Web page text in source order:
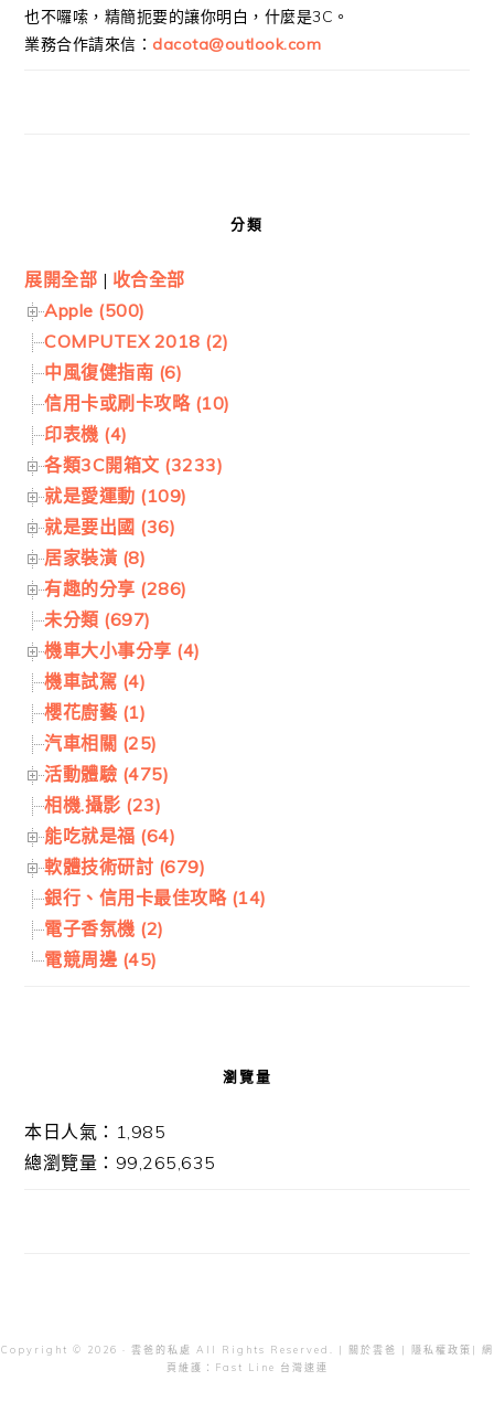
也不囉嗦，精簡扼要的讓你明白，什麼是3C。
業務合作請來信： dacota@outlook.com
分類
展開全部 | 收合全部
Apple (500)
COMPUTEX 2018 (2)
中風復健指南 (6)
信用卡或刷卡攻略 (10)
印表機 (4)
各類3C開箱文 (3233)
就是愛運動 (109)
就是要出國 (36)
居家裝潢 (8)
有趣的分享 (286)
未分類 (697)
機車大小事分享 (4)
機車試駕 (4)
櫻花廚藝 (1)
汽車相關 (25)
活動體驗 (475)
相機.攝影 (23)
能吃就是福 (64)
軟體技術研討 (679)
銀行、信用卡最佳攻略 (14)
電子香氛機 (2)
電競周邊 (45)
瀏覽量
本日人氣：1,985
總瀏覽量：99,265,635
Copyright © 2026 · 雲爸的私處 All Rights Reserved. | 關於雲爸 | 隱私權政策 | 網
頁維護：
Fast Line 台灣速連